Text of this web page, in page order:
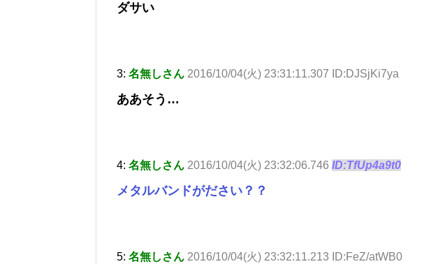
ダサい
3: 名無しさん 2016/10/04(火) 23:31:11.307 ID:DJSjKi7ya
ああそう…
4: 名無しさん 2016/10/04(火) 23:32:06.746 ID:TfUp4a9t0
メタルバンドがださい？？
5: 名無しさん 2016/10/04(火) 23:32:11.213 ID:FeZ/atWB0